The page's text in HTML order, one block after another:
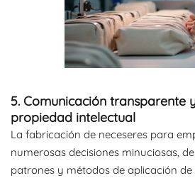
5. Comunicación transparente
propiedad intelectual
La fabricación de neceseres para
numerosas decisiones minuciosas,
patrones y métodos de aplicación